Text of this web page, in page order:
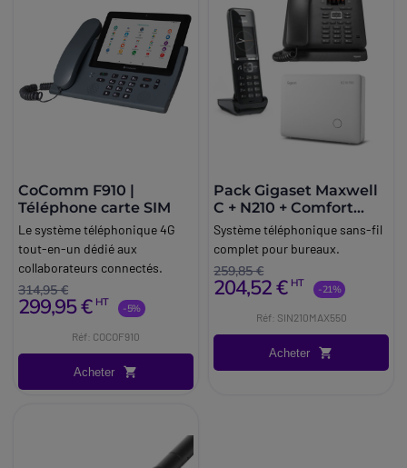
CoComm F910 |
Téléphone carte SIM
Le système téléphonique 4G
tout-en-un dédié aux
collaborateurs connectés.
314,95 €
299,95 € HT -5%
Réf: COCOF910
Acheter
Pack Gigaset Maxwell
C + N210 + Comfort
550HX
Système téléphonique sans-fil
complet pour bureaux.
259,85 €
204,52 € HT -21%
Réf: SIN210MAX550
Acheter